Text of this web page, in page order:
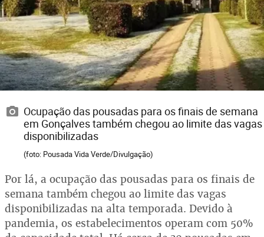
Ocupação das pousadas para os finais de semana
em Gonçalves também chegou ao limite das vagas
disponibilizadas
(foto: Pousada Vida Verde/Divulgação)
Por lá, a ocupação das pousadas para os finais de
semana também chegou ao limite das vagas
disponibilizadas na alta temporada. Devido à
pandemia, os estabelecimentos operam com 50%